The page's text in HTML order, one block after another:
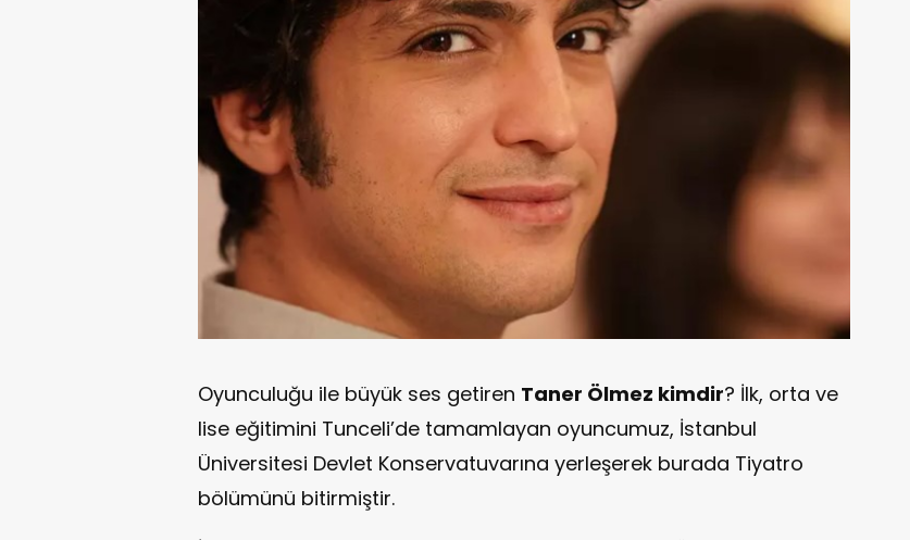
Oyunculuğu ile büyük ses getiren Taner Ölmez kimdir? İlk, orta ve
lise eğitimini Tunceli’de tamamlayan oyuncumuz, İstanbul
Üniversitesi Devlet Konservatuvarına yerleşerek burada Tiyatro
bölümünü bitirmiştir.